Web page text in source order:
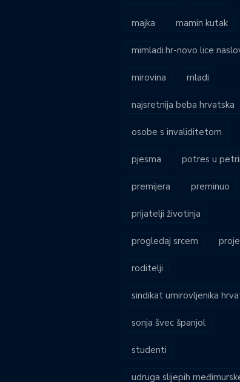
majka mamin kutak
mimladi.hr-novo lice
mirovina mladi
najsretnija beba hrvatska
osobe s invaliditetom
pjesma potres u
premijera preminuo
prijatelji životinja
progledaj srcem
roditelji
sindikat umirovljenika
sonja švec španjol
studenti
udruga slijepih